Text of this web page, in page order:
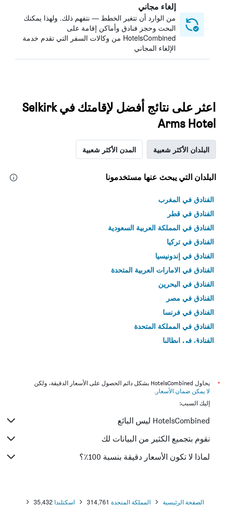
إلغاء مجاني
من الوارد أن تتغير الخطط — نتفهم ذلك. ولهذا يمكنك
البحث وحجز فنادق وأماكن إقامة على
HotelsCombined من وكالات السفر التي تقدم خدمة
الإلغاء المجاني
اعثر على نتائج أفضل لإقامتك في Selkirk
Arms Hotel
البلدان الأكثر شعبية المدن الأكثر شعبية
البلدان التي يبحث عنها مستخدمونا
الفنادق في المغرب
الفنادق في قطر
الفنادق في المملكة العربية السعودية
الفنادق في تركيا
الفنادق في إندونيسيا
الفنادق في الامارات العربية المتحدة
الفنادق في البحرين
الفنادق في مصر
الفنادق في فرنسا
الفنادق في المملكة المتحدة
الفنادق في إيطاليا
*
يحاول HotelsCombined بشكل دائم الحصول على الأسعار الدقيقة، ولكن
لا يمكن ضمان الأسعار .
إليك السبب:
HotelsCombined ليس البائع
نقوم بتجميع الكثير من البيانات لك
لماذا لا تكون الأسعار دقيقة بنسبة 100٪؟
الصفحة الرئيسية المملكة المتحدة 314,761 اسكتلندا 35,432